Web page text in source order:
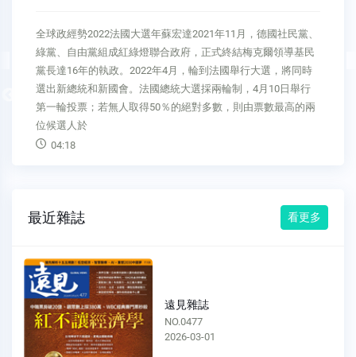
Previous
應為當為虎年要如何投資楊應超雖然2021年台灣和美國股票市
場都漲了大約20％，2022年股市應該還會小漲，但是不太可能
比2021年好，股價振盪（Volatility）也會增加，看到大起大落
也不用吃驚，尤其美國今年應該會升息3∼4次，熱錢也會慢慢
退場（Tapering）。最要留意的第一名當然是通貨膨脹
04:26
最近雜誌 看更多
遠見雜誌
NO.0476
2026-02-01